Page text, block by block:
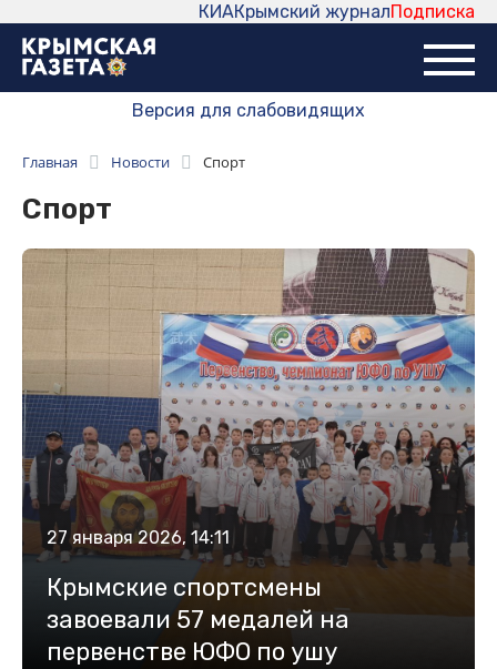
Подписка
Крымский журнал
КИА
Версия для слабовидящих
Главная Новости Спорт
Спорт
27 января 2026, 14:11
Крымские спортсмены
завоевали 57 медалей на
первенстве ЮФО по ушу